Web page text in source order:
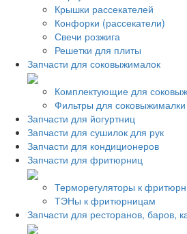
Крышки рассекателей
Конфорки (рассекатели)
Свечи розжига
Решетки для плиты
Запчасти для соковыжималок
Комплектующие для
Фильтры для соковыжималки
Запчасти для йогуртниц
Запчасти для сушилок для рук
Запчасти для кондиционеров
Запчасти для фритюрниц
Терморегуляторы к
ТЭНы к фритюрницам
Запчасти для ресторанов, баров,